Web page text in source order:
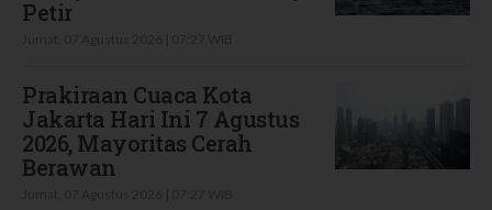
Petir
Prakiraan Cuaca Kota
Jakarta Hari Ini 7 Agustus
2026, Mayoritas Cerah
Berawan